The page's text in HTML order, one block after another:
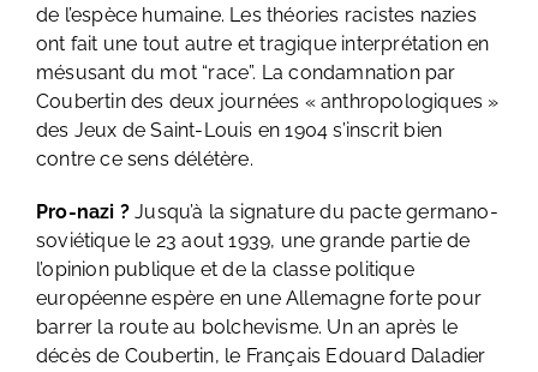
de l’espèce humaine. Les théories racistes nazies
ont fait une tout autre et tragique interprétation en
mésusant du mot “race”. La condamnation par
Coubertin des deux journées « anthropologiques »
des Jeux de Saint-Louis en 1904 s’inscrit bien
contre ce sens délétère.
Pro-nazi ?Jusqu’à la signature du pacte germano-
soviétique le 23 aout 1939, une grande partie de
l’opinion publique et de la classe politique
européenne espère en une Allemagne forte pour
barrer la route au bolchevisme. Un an après le
décès de Coubertin, le Français Edouard Daladier